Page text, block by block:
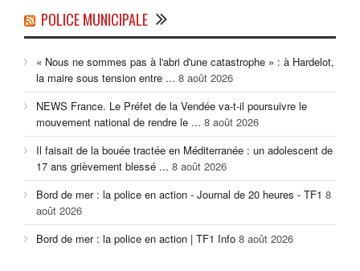
POLICE MUNICIPALE
« Nous ne sommes pas à l'abri d'une catastrophe » : à Hardelot,
la maire sous tension entre ... 8 août 2026
NEWS France. Le Préfet de la Vendée va-t-il poursuivre le
mouvement national de rendre le ... 8 août 2026
Il faisait de la bouée tractée en Méditerranée : un adolescent de
17 ans grièvement blessé ... 8 août 2026
Bord de mer : la police en action - Journal de 20 heures - TF1 8
août 2026
Bord de mer : la police en action | TF1 Info 8 août 2026